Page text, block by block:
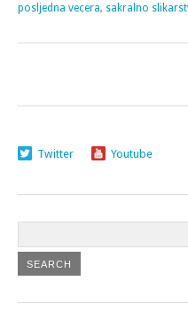
posljedna vecera, sakralno
Twitter Youtube